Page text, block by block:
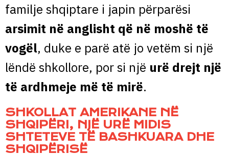
familje shqiptare i japin përparësi
arsimit në anglisht që në moshë të
vogël, duke e parë atë jo vetëm si një
lëndë shkollore, por si një urë drejt një
të ardhmeje më të mirë.
SHKOLLAT AMERIKANE NË
SHQIPËRI, NJË URË MIDIS
SHTETEVE TË BASHKUARA DHE
SHQIPËRISË